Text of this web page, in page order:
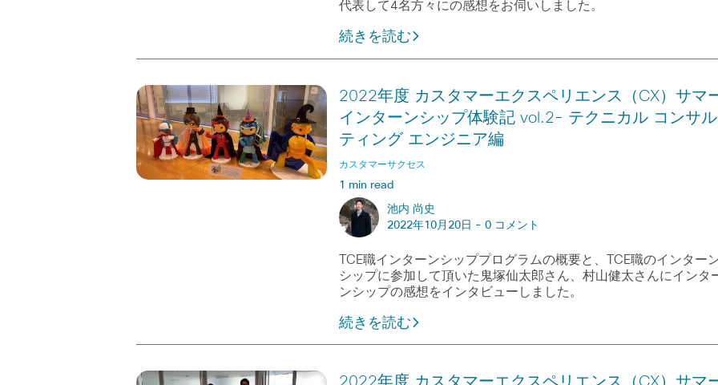
代表して4名方々にの感想をお伺いしました。
続きを読む
2022年度 カスタマーエクスペリエンス（CX）サマ
インターンシップ体験記 vol.2- テクニカル コンサル
ティング エンジニア編
カスタマーサクセス
1 min read
池内 尚史
2022年10月20日 - 0 コメント
TCE職インターンシッププログラムの概要と、TCE職のインター
シップに参加して頂いた鬼塚仙太郎さん、村山健太さんにインタ
ンシップの感想をインタビューしました。
続きを読む